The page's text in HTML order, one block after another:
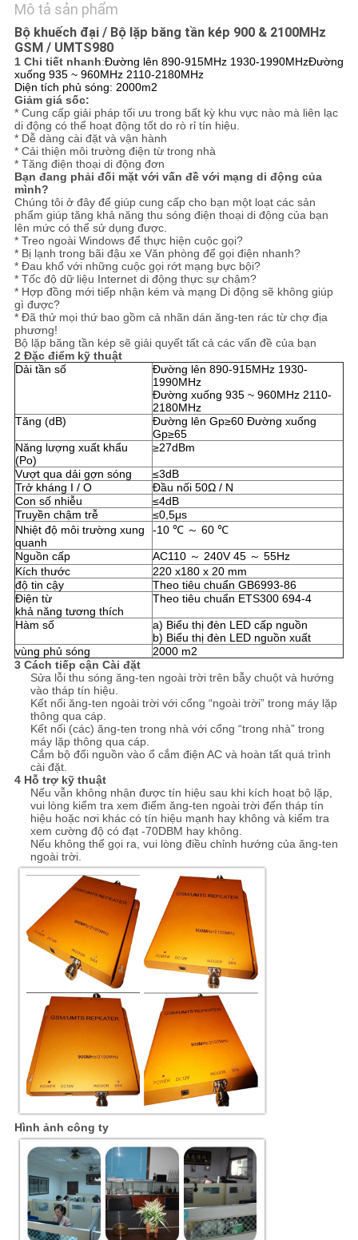
TRƯỜNG
HỢP
YÊU
CẦU
BÁO
GIÁ
SƠ
ĐỒ
TRANG
WEB
PRIVACY
Mô tả sản phẩm
Bộ khuếch đại / Bộ lặp băng tần kép 900 & 2100MHz
GSM / UMTS980
1 Chi tiết nhanh:Đường lên 890-915MHz 1930-1990MHzĐường
xuống 935 ~ 960MHz 2110-2180MHz
Diện tích phủ sóng: 2000m2
Giảm giá sốc:
* Cung cấp giải pháp tối ưu trong bất kỳ khu vực nào mà liên lạc
di động có thể hoạt động tốt do rò rỉ tín hiệu.
* Dễ dàng cài đặt và vận hành
* Cải thiện môi trường điện từ trong nhà
* Tăng điện thoại di động đơn
Bạn đang phải đối mặt với vấn đề với mạng di động của
mình?
Chúng tôi ở đây để giúp cung cấp cho bạn một loạt các sản
phẩm giúp tăng khả năng thu sóng điện thoại di động của bạn
lên mức có thể sử dụng được.
* Treo ngoài Windows để thực hiện cuộc gọi?
* Bị lạnh trong bãi đậu xe Văn phòng để gọi điện nhanh?
* Đau khổ với những cuộc gọi rớt mạng bực bội?
* Tốc độ dữ liệu Internet di động thực sự chậm?
* Hợp đồng mới tiếp nhận kém và mạng Di động sẽ không giúp
gì được?
* Đã thử mọi thứ bao gồm cả nhãn dán ăng-ten rác từ chợ địa
phương!
Bộ lặp băng tần kép sẽ giải quyết tất cả các vấn đề của bạn
2 Đặc điểm kỹ thuật
Dải tần số
Đường lên 890-915MHz 1930-
1990MHz
Đường xuống 935 ~ 960MHz 2110-
2180MHz
Tăng (dB)
Đường lên Gp≥60 Đường xuống
Gp≥65
Năng lượng xuất khẩu
(Po)
≥27dBm
Vượt qua dải gợn sóng
≤3dB
Trở kháng I / O
Đầu nối 50Ω / N
Con số nhiễu
≤4dB
Truyền chậm trễ
≤0,5μs
Nhiệt độ môi trường xung
quanh
-10 ℃ ～ 60 ℃
Nguồn cấp
AC110 ～ 240V 45 ～ 55Hz
Kích thước
220 x180 x 20 mm
độ tin cậy
Theo tiêu chuẩn GB6993-86
Điện từ
khả năng tương thích
Theo tiêu chuẩn ETS300 694-4
Hàm số
a) Biểu thị đèn LED cấp nguồn
b) Biểu thị đèn LED nguồn xuất
vùng phủ sóng
2000 m2
3 Cách tiếp cận Cài đặt
Sửa lỗi thu sóng ăng-ten ngoài trời trên bẫy chuột và hướng
vào tháp tín hiệu.
Kết nối ăng-ten ngoài trời với cổng “ngoài trời” trong máy lặp
thông qua cáp.
Kết nối (các) ăng-ten trong nhà với cổng “trong nhà” trong
máy lặp thông qua cáp.
Cắm bộ đổi nguồn vào ổ cắm điện AC và hoàn tất quá trình
cài đặt.
4 Hỗ trợ kỹ thuật
Nếu vẫn không nhận được tín hiệu sau khi kích hoạt bộ lặp,
vui lòng kiểm tra xem điểm ăng-ten ngoài trời đến tháp tín
hiệu hoặc nơi khác có tín hiệu mạnh hay không và kiểm tra
xem cường độ có đạt -70DBM hay không.
Nếu không thể gọi ra, vui lòng điều chỉnh hướng của ăng-ten
ngoài trời.
Hình ảnh công ty